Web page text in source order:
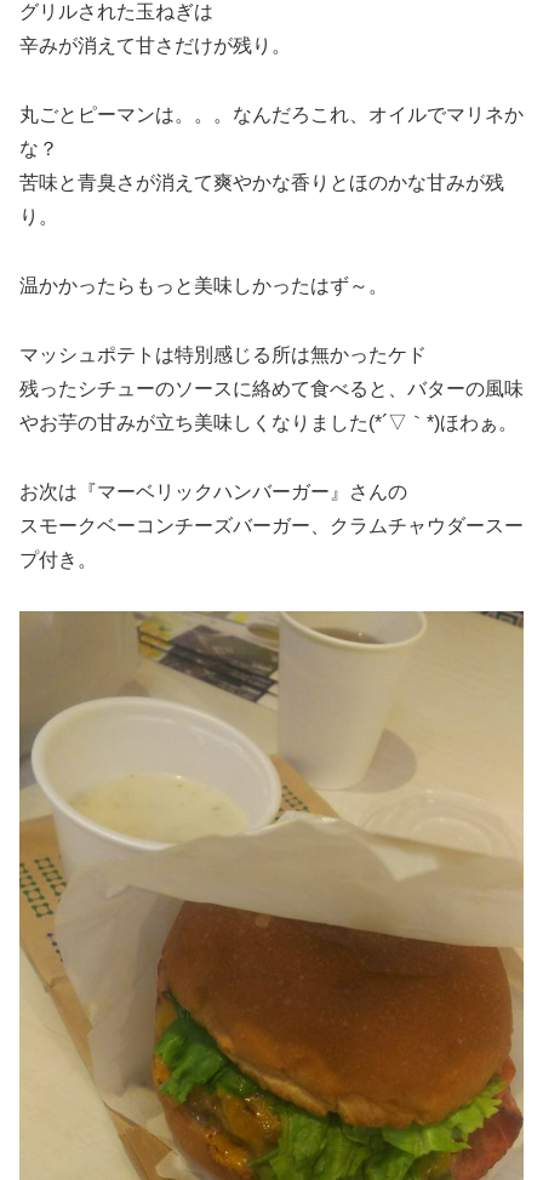
グリルされた玉ねぎは
辛みが消えて甘さだけが残り。
丸ごとピーマンは。。。なんだろこれ、オイルでマリネか
な？
苦味と青臭さが消えて爽やかな香りとほのかな甘みが残
り。
温かかったらもっと美味しかったはず～。
マッシュポテトは特別感じる所は無かったケド
残ったシチューのソースに絡めて食べると、バターの風味
やお芋の甘みが立ち美味しくなりました(*´▽｀*)ほわぁ。
お次は『マーベリックハンバーガー』さんの
スモークベーコンチーズバーガー、クラムチャウダースー
プ付き。